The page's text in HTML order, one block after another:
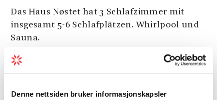
Denne nettsiden bruker informasjonskapsler
Das Haus Nøstet hat 3 Schlafzimmer mit
insgesamt 5-6 Schlafplätzen. Whirlpool und
Sauna.
BUTIKKEN
Das Haus Butikken hat 4 Schlafzimmer mit
Kaminofen, inkl. Brennholz.
Siehe mehr